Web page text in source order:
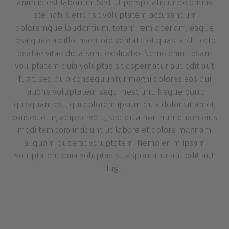
anim id est laborum. Sed ut perspiciatis unde omnis
iste natus error sit voluptatem accusantium
doloremque laudantium, totam rem aperiam, eaque
ipsa quae ab illo inventore veritatis et quasi architecto
beatae vitae dicta sunt explicabo. Nemo enim ipsam
voluptatem quia voluptas sit aspernatur aut odit aut
fugit, sed quia consequuntur magni dolores eos qui
ratione voluptatem sequi nesciunt. Neque porro
quisquam est, qui dolorem ipsum quia dolor sit amet,
consectetur, adipisci velit, sed quia non numquam eius
modi tempora incidunt ut labore et dolore magnam
aliquam quaerat voluptatem. Nemo enim ipsam
voluptatem quia voluptas sit aspernatur aut odit aut
fugit